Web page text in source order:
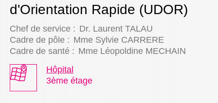
d'Orientation Rapide (UDOR)
Chef de service : Dr. Laurent TALAU
Cadre de pôle : Mme Sylvie CARRERE
Cadre de santé : Mme Léopoldine MECHAIN
Hôpital
3ème étage